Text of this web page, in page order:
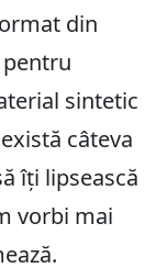
din
sintetic
câteva
îți lipsească
vorbi mai